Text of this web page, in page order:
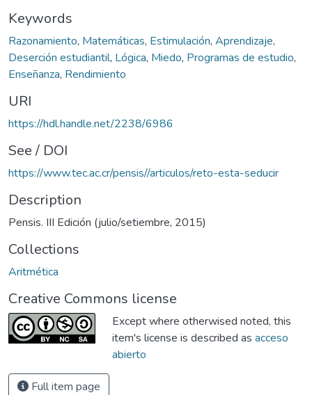
Keywords
Razonamiento, Matemáticas, Estimulación, Aprendizaje,
Deserción estudiantil, Lógica, Miedo, Programas de estudio,
Enseñanza, Rendimiento
URI
https://hdl.handle.net/2238/6986
See / DOI
https://www.tec.ac.cr/pensis//articulos/reto-esta-seducir
Description
Pensis. III Edición (julio/setiembre, 2015)
Collections
Aritmética
Creative Commons license
Except where otherwised noted, this
item's license is described as acceso
abierto
Full item page